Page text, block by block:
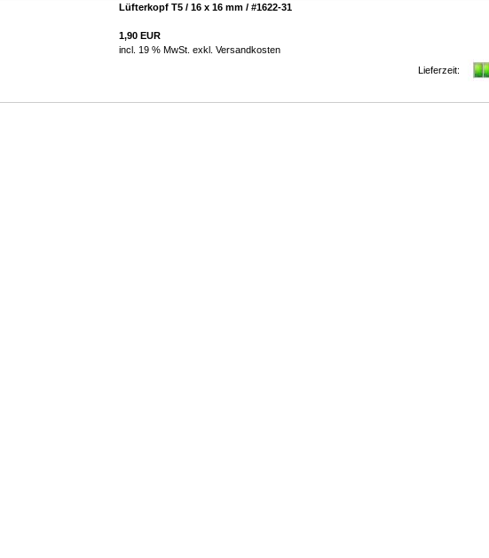
Lüfterkopf T5 / 16 x 16 mm / #1622-31
1,90 EUR
incl. 19 % MwSt. exkl. Versandkosten
Lieferzeit: